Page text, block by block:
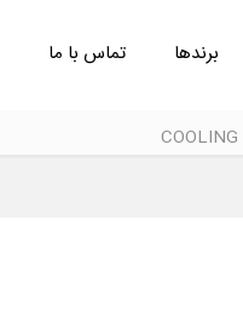
برندها تماس با ما